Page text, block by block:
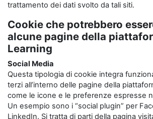
trattamento dei dati svolto da tali siti.
Cookie che potrebbero
alcune pagine della
Learning
Social Media
Questa tipologia di cookie integra
terzi all’interno delle pagine della
come le icone e le preferenze espresse
Un esempio sono i “social plugin” per
LinkedIn. Si tratta di parti della pagina